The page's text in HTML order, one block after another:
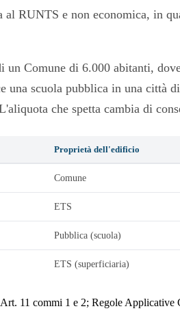
al RUNTS e non economica, in
Comune di 6.000 abitanti,
scuola pubblica in una città
che spetta cambia di
Proprietà dell'edificio
Comune
ETS
Pubblica (scuola)
ETS (superficiaria)
11 commi 1 e 2; Regole